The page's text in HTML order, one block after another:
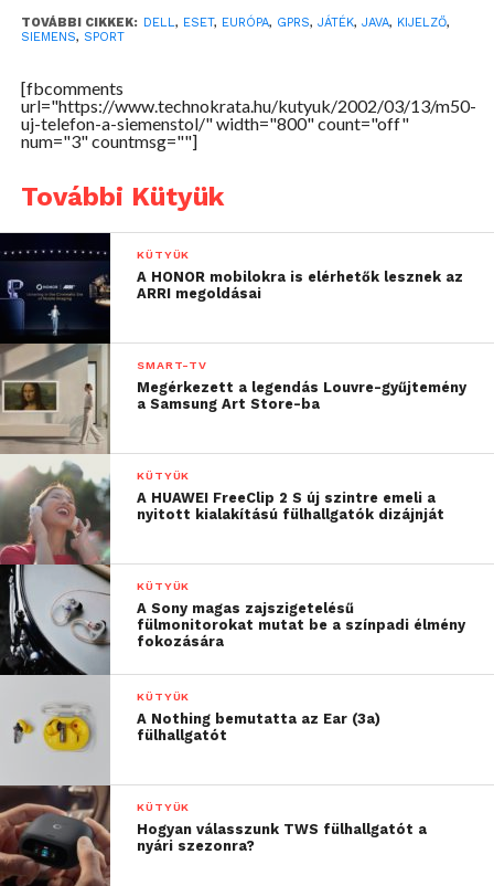
Mindkét változat cserélhető CLIPit borítással
rendelkezik.
A Siemens M50-es tömege 97 gramm, az európai és
ázsiai piacokon júniustól lesz elérhető. A készülék
ára valahol a C45-ös és a ME45-ös modelleké között
TOVÁBBI CIKKEK: DELL, ESET, EURÓPA, GPRS, JÁTÉK, JAVA, KIJELZŐ,
SIEMENS, SPORT
[fbcomments
url="https://www.technokrata.hu/kutyuk/2002/03/13/m50-
uj-telefon-a-siemenstol/" width="800" count="off"
num="3" countmsg=""]
További Kütyük
KÜTYÜK
A HONOR mobilokra is elérhetők lesznek az
ARRI megoldásai
SMART-TV
Megérkezett a legendás Louvre-gyűjtemény
a Samsung Art Store-ba
KÜTYÜK
A HUAWEI FreeClip 2 S új szintre emeli a
nyitott kialakítású fülhallgatók dizájnját
KÜTYÜK
A Sony magas zajszigetelésű
fülmonitorokat mutat be a színpadi élmény
fokozására
KÜTYÜK
A Nothing bemutatta az Ear (3a)
fülhallgatót
KÜTYÜK
Hogyan válasszunk TWS fülhallgatót a
nyári szezonra?